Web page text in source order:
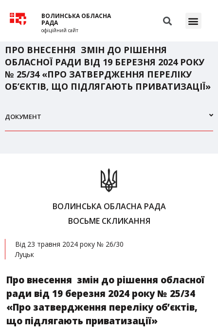
ВОЛИНСЬКА ОБЛАСНА
РАДА
офіційний сайт
ПРО ВНЕСЕННЯ ЗМІН ДО РІШЕННЯ
ОБЛАСНОЇ РАДИ ВІД 19 БЕРЕЗНЯ 2024 РОКУ
№ 25/34 «ПРО ЗАТВЕРДЖЕННЯ ПЕРЕЛІКУ
ОБ’ЄКТІВ, ЩО ПІДЛЯГАЮТЬ ПРИВАТИЗАЦІЇ»
ДОКУМЕНТ
ВОЛИНСЬКА ОБЛАСНА РАДА
ВОСЬМЕ СКЛИКАННЯ
Від 23 травня 2024 року № 26/30
Луцьк
Про внесення змін до рішення обласної
ради від 19 березня 2024 року № 25/34
«Про затвердження переліку об’єктів,
що підлягають приватизації»